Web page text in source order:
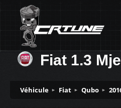
Fiat 1.3
Véhicule Fiat Qubo